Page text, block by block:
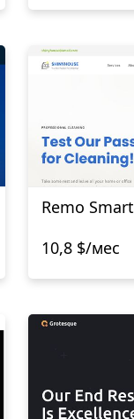
Remo Smart
10,8 $/мес